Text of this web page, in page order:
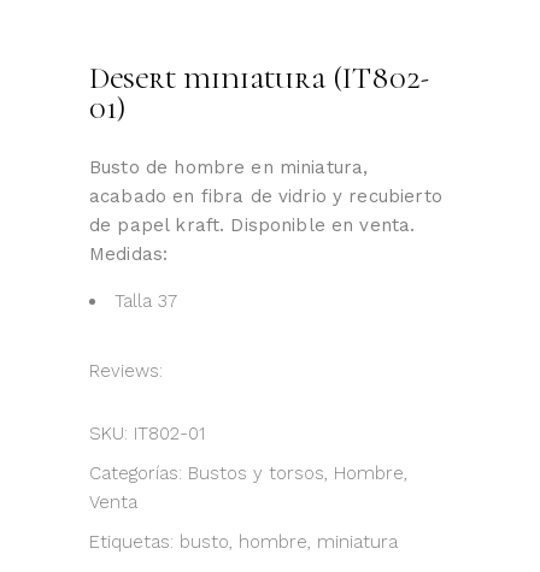
Desert miniatura (IT802-
01)
Busto de hombre en miniatura,
acabado en fibra de vidrio y recubierto
de papel kraft. Disponible en venta.
Medidas:
Talla 37
Reviews:
SKU: IT802-01
Categorías: Bustos y torsos, Hombre,
Venta
Etiquetas: busto, hombre, miniatura